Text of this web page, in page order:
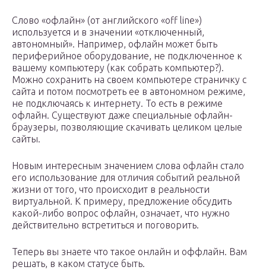
Слово «офлайн» (от английского «off line»)
используется и в значении «отключенный,
автономный». Например, офлайн может быть
периферийное оборудование, не подключенное к
вашему компьютеру (как собрать компьютер?).
Можно сохранить на своем компьютере страничку с
сайта и потом посмотреть ее в автономном режиме,
не подключаясь к интернету. То есть в режиме
офлайн. Существуют даже специальные офлайн-
браузеры, позволяющие скачивать целиком целые
сайты.
Новым интересным значением слова офлайн стало
его использование для отличия событий реальной
жизни от того, что происходит в реальности
виртуальной. К примеру, предложение обсудить
какой-либо вопрос офлайн, означает, что нужно
действительно встретиться и поговорить.
Теперь вы знаете что такое онлайн и оффлайн. Вам
решать, в каком статусе быть.